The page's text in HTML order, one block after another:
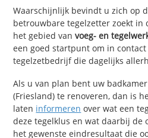
Waarschijnlijk bevindt u zich op
betrouwbare tegelzetter zoekt in
het gebied van voeg- en
een goed startpunt om in
tegelzetbedrijf die dagelijks
Als u van plan bent uw
(Friesland) te renoveren, dan is
laten informeren over wat een
deze tegelklus en wat daarbij de
het gewenste eindresultaat die